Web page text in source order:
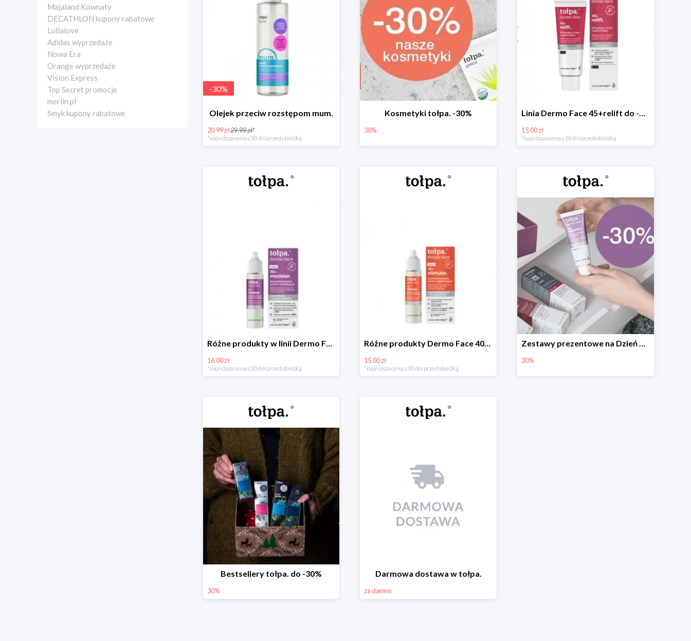
Majaland Kownaty
DECATHLON kupony rabatowe
Lullalove
Adidas wyprzedaże
Nowa Era
Orange wyprzedaże
Vision Express
Top Secret promocje
merlin.pl
Smyk kupony rabatowe
-30%
Olejek przeciw rozstępom mum.
20.99 zł29.99 zł*
*najniższa cena z 30 dni przed obniżką
Kosmetyki tołpa. -30%
30%
Linia Dermo Face 45+relift do -15zł
15.00 zł
*najniższa cena z 30 dni przed obniżką
Różne produkty w linii Dermo Face 50+modelar do -16zł
16.00 zł
*najniższa cena z 30 dni przed obniżką
Różne produkty Dermo Face 40+stimular do -15zł
15.00 zł
*najniższa cena z 30 dni przed obniżką
Zestawy prezentowe na Dzień Babci i Dziadka w tołpa -30%
30%
Bestsellery tołpa. do -30%
30%
Darmowa dostawa w tołpa.
za darmo